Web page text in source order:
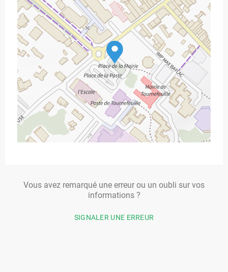
Vous avez remarqué une erreur ou un oubli sur vos
informations ?
SIGNALER UNE ERREUR